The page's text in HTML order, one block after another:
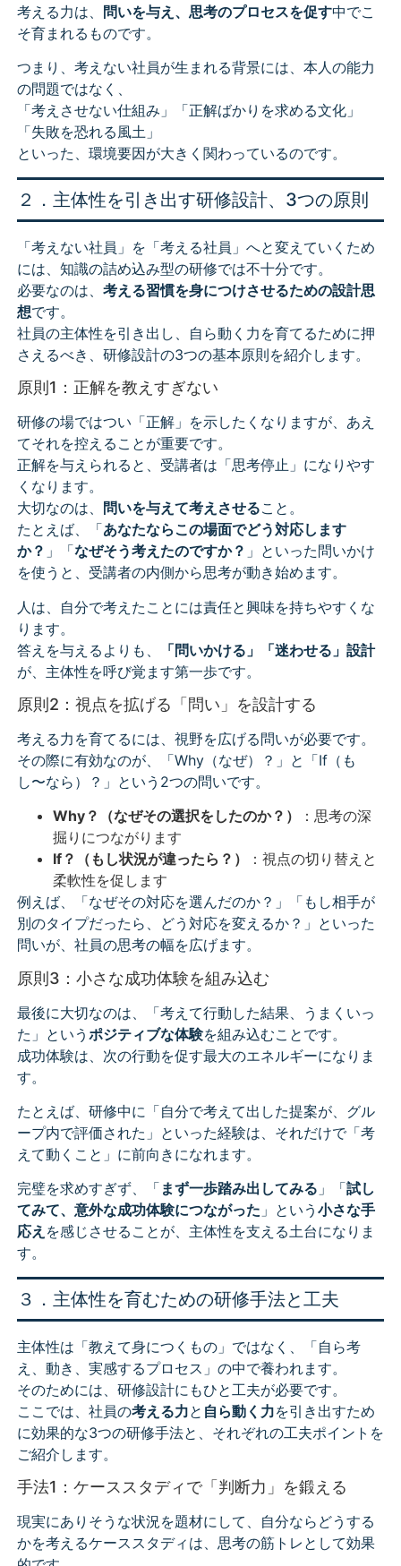
考える力は、 問いを与え、思考のプロセスを促す中でこ
そ育まれるものです。
つまり、考えない社員が生まれる背景には、本人の能力
の問題ではなく、
「考えさせない仕組み」「正解ばかりを求める文化」
「失敗を恐れる風土」
といった、環境要因が大きく関わっているのです。
２．主体性を引き出す研修設計、3つの原則
「考えない社員」を「考える社員」へと変えていくため
には、知識の詰め込み型の研修では不十分です。
必要なのは、 考える習慣を身につけさせるための設計思
想です。
社員の主体性を引き出し、自ら動く力を育てるために押
さえるべき、研修設計の3つの基本原則を紹介します。
原則1：正解を教えすぎない
研修の場ではつい「正解」を示したくなりますが、あえ
てそれを控えることが重要です。
正解を与えられると、受講者は「思考停止」になりやす
くなります。
大切なのは、
問いを与えて考えさせること。
たとえば、「あなたならこの場面でどう対応します
か？ 」「なぜそう考えたのですか？ 」といった問いかけ
を使うと、受講者の内側から思考が動き始めます。
人は、自分で考えたことには責任と興味を持ちやすくな
ります。
答えを与えるよりも、
「問いかける」「迷わせる」設計
が、主体性を呼び覚ます第一歩です。
原則2：視点を拡げる「問い」を設計する
考える力を育てるには、視野を広げる問いが必要です。
その際に有効なのが、「Why（なぜ）？」と「If（も
し〜なら）？」という2つの問いです。
Why？（なぜその選択をしたのか？）
：思考の深
掘りにつながります
If？（もし状況が違ったら？）
：視点の切り替えと
柔軟性を促します
例えば、「なぜその対応を選んだのか？」「もし相手が
別のタイプだったら、どう対応を変えるか？」といった
問いが、社員の思考の幅を広げます。
原則3：小さな成功体験を組み込む
最後に大切なのは、「考えて行動した結果、うまくいっ
た」という ポジティブな体験を組み込むことです。
成功体験は、次の行動を促す最大のエネルギーになりま
す。
たとえば、研修中に「自分で考えて出した提案が、グル
ープ内で評価された」といった経験は、それだけで「考
えて動くこと」に前向きになれます。
完璧を求めすぎず、「 まず一歩踏み出してみる 」「試し
てみて、意外な成功体験につながった 」という 小さな手
応え を感じさせることが、主体性を支える土台になりま
す。
３．主体性を育むための研修手法と工夫
主体性は「教えて身につくもの」ではなく、「自ら考
え、動き、実感するプロセス」の中で養われます。
そのためには、研修設計にもひと工夫が必要です。
ここでは、社員の考える力と 自ら動く力を引き出すため
に効果的な3つの研修手法と、それぞれの工夫ポイントを
ご紹介します。
手法1：ケーススタディで「判断力」を鍛える
現実にありそうな状況を題材にして、自分ならどうする
かを考えるケーススタディは、思考の筋トレとして効果